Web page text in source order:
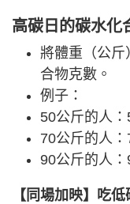
高碳日的碳水化
將體重（公斤
合物克數。
例子：
50公斤的人
70公斤的人
90公斤的人
【同場加映】吃